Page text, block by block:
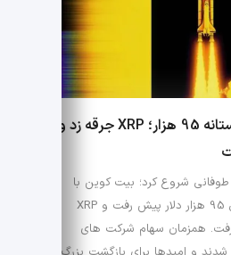
جهش بیت کوین تا آستانه 95 هزار؛ XRP جرقه زد و
کریپتو سال 2026 را طوفانی شروع کرد؛ بیت کوین با
جهشی پرقدرت تا نزدیکی 95 هزار دلار پیش رفت و XRP
همزمان سهام شرکت های